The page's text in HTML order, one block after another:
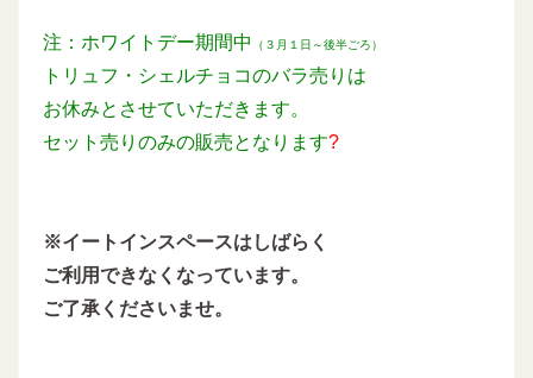
注：ホワイトデー期間中 （３月１日～後半ごろ）
トリュフ・シェルチョコのバラ売りは
お休みとさせていただきます。
セット売りのみの販売となります?
※イートインスペースはしばらく
ご利用できなくなっています。
ご了承くださいませ。